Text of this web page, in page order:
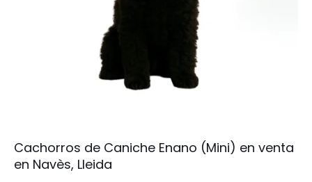
Cachorros de Caniche Enano (Mini) en venta
en Navès, Lleida